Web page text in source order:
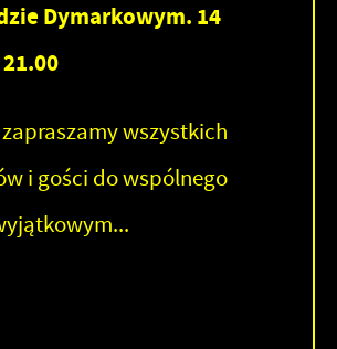
Dymarkowym. 14
wszystkich
i gości do wspólnego